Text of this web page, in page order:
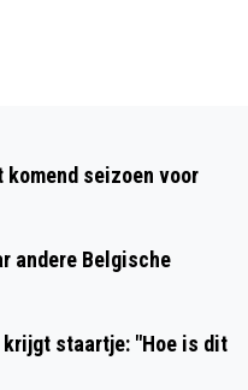
komend seizoen voor
andere Belgische
staartje: "Hoe is dit